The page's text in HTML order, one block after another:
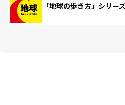
「地球の歩き方」シリー